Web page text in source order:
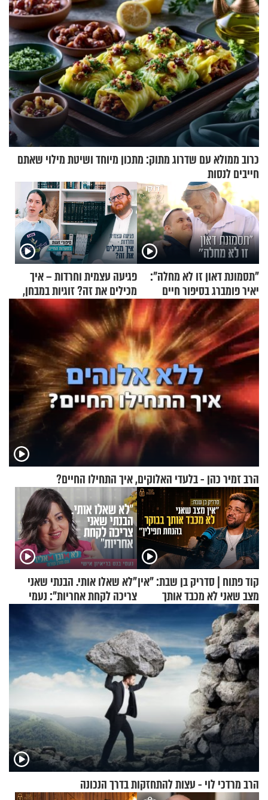
כרוב ממולא עם שדרוג מתוק: מתכון מיוחד ושיטת מילוי שאתם
חייבים לנסות
"תסמונת דאון זו לא מחלה":
יאיר פומברג בסיפור חיים
מעורר השראה
פגיעה עצמית וחרדות – איך
מכילים את זה? זוגיות במבחן,
הפעם עם יהודית ואלתר כהן
הרב זמיר כהן - בלעדי האלוקים, איך התחילו החיים?
קוד פתוח | סדריק בן שבת: "אין
מצב שאני לא מכבד אותך
בבוקר בהנחת תפילין"
"לא שאלו אותי. הבנתי שאני
צריכה לקחת אחריות": נעמי
בנט בריאיון אישי
הרב מרדכי לוי - עצות להתחזקות בדרך הנכונה